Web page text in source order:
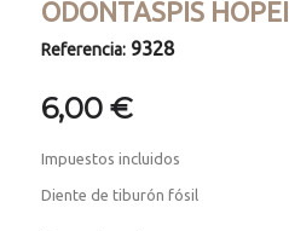
ODONTASPIS HOPEI
Referencia: 9328
6,00 €
Impuestos incluidos
Diente de tiburón fósil